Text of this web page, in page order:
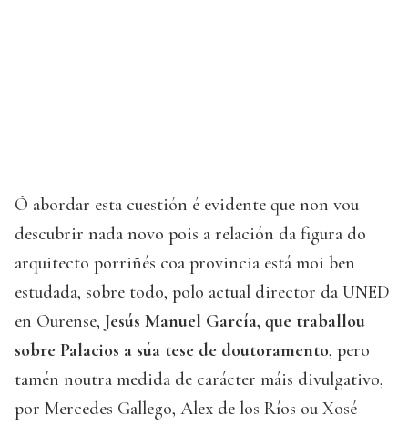
Ó abordar esta cuestión é evidente que non vou
descubrir nada novo pois a relación da figura do
arquitecto porriñés coa provincia está moi ben
estudada, sobre todo, polo actual director da UNED
en Ourense, Jesús Manuel García, que traballou
sobre Palacios a súa tese de doutoramento, pero
tamén noutra medida de carácter máis divulgativo,
por Mercedes Gallego, Alex de los Ríos ou Xosé